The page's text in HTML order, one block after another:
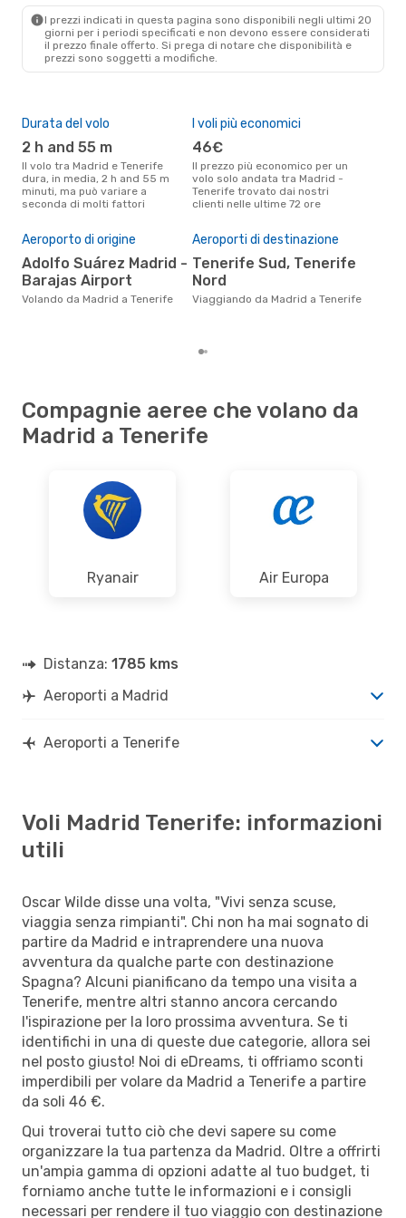
I prezzi indicati in questa pagina sono disponibili negli ultimi 20
giorni per i periodi specificati e non devono essere considerati
il ​​prezzo finale offerto. Si prega di notare che disponibilità e
prezzi sono soggetti a modifiche.
Durata del volo
2 h and 55 m
Il volo tra Madrid e Tenerife
dura, in media, 2 h and 55 m
minuti, ma può variare a
seconda di molti fattori
I voli più economici
46€
Il prezzo più economico per un
volo solo andata tra Madrid -
Tenerife trovato dai nostri
clienti nelle ultime 72 ore
Aeroporto di origine
Adolfo Suárez Madrid -
Barajas Airport
Volando da Madrid a Tenerife
Aeroporti di destinazione
Tenerife Sud, Tenerife
Nord
Viaggiando da Madrid a Tenerife
Compagnie aeree che volano da
Madrid a Tenerife
Ryanair Air Europa
Distanza: 1785 kms
Aeroporti a Madrid
Aeroporti a Tenerife
Voli Madrid Tenerife: informazioni
utili
Oscar Wilde disse una volta, "Vivi senza scuse,
viaggia senza rimpianti". Chi non ha mai sognato di
partire da Madrid e intraprendere una nuova
avventura da qualche parte con destinazione
Spagna? Alcuni pianificano da tempo una visita a
Tenerife, mentre altri stanno ancora cercando
l'ispirazione per la loro prossima avventura. Se ti
identifichi in una di queste due categorie, allora sei
nel posto giusto! Noi di eDreams, ti offriamo sconti
imperdibili per volare da Madrid a Tenerife a partire
da soli 46 €.
Qui troverai tutto ciò che devi sapere su come
organizzare la tua partenza da Madrid. Oltre a offrirti
un'ampia gamma di opzioni adatte al tuo budget, ti
forniamo anche tutte le informazioni e i consigli
necessari per rendere il tuo viaggio con destinazione